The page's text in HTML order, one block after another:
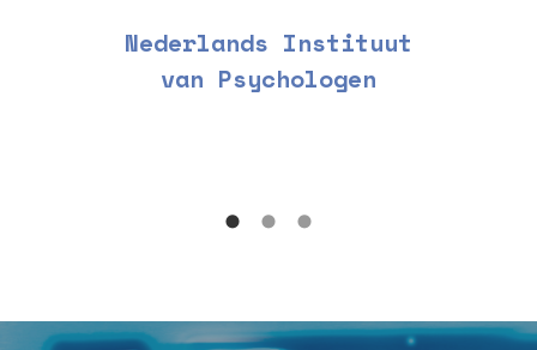
Nederlands Instituut
van Psychologen